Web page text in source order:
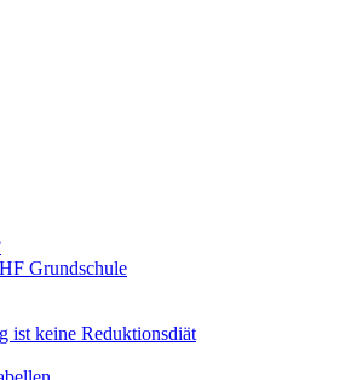
Grundschule
ist keine Reduktionsdiät